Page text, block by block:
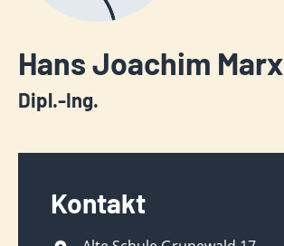
Hans Joachim Marx
Dipl.-Ing.
Kontakt